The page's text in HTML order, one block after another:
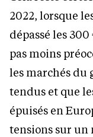
2022, lorsque
dépassé les
pas moins
les marchés
tendus et que
épuisés en
tensions sur un